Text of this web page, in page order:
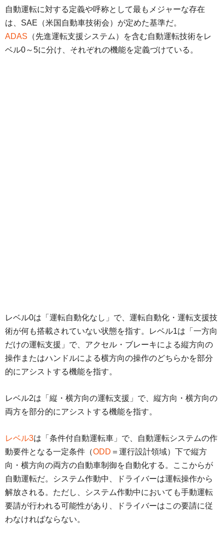
自動運転に対する定義や呼称として最もメジャーな存在
は、SAE（米国自動車技術会）が定めた基準だ。
ADAS （先進運転支援システム）を含む自動運転技術をレ
ベル0～5に分け、それぞれの機能を定義づけている。
レベル0は「運転自動化なし」で、運転自動化・運転支援技
術が何も搭載されていない状態を指す。レベル1は「一方向
だけの運転支援」で、アクセル・ブレーキによる縦方向の
操作またはハンドルによる横方向の操作のどちらかを部分
的にアシストする機能を指す。
レベル2は「縦・横方向の運転支援」で、縦方向・横方向の
両方を部分的にアシストする機能を指す。
レベル3は「条件付自動運転車」で、自動運転システムの作
動要件となる一定条件（ODD ＝運行設計領域）下で縦方
向・横方向の両方の自動車制御を自動化する。ここからが
自動運転だ。システム作動中、ドライバーは運転操作から
解放される。ただし、システム作動中においても手動運転
要請が行われる可能性があり、ドライバーはこの要請に従
わなければならない。